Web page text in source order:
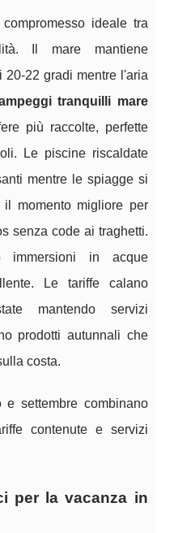
ideale tra
Il mare mantiene
20-22 gradi mentre l'aria
tranquilli mare
più raccolte, perfette
Le piscine riscaldate
mentre le spiagge si
il momento migliore per
senza code ai traghetti.
immersioni in acque
Le tariffe calano
mantendo servizi
prodotti autunnali che
costa.
e settembre combinano
contenute e servizi
per la vacanza in